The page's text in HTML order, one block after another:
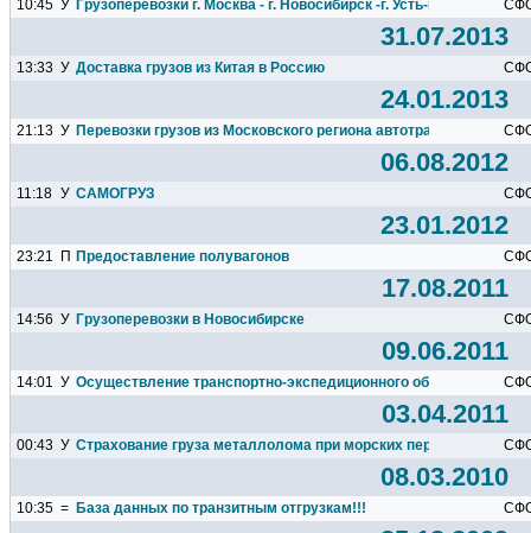
10:45 У Грузоперевозки г. Москва - г. Новосибирск -г. Усть-Кут
31.07.2013
13:33 У Доставка грузов из Китая в Россию
24.01.2013
21:13 У Перевозки грузов из Московского региона автотранспортом.
06.08.2012
11:18 У САМОГРУЗ
23.01.2012
23:21 П Предоставление полувагонов
17.08.2011
14:56 У Грузоперевозки в Новосибирске
09.06.2011
14:01 У Осуществление транспортно-экспедиционного обслуживания
03.04.2011
00:43 У Страхование груза металлолома при морских перевозках
08.03.2010
10:35 = База данных по транзитным отгрузкам!!!